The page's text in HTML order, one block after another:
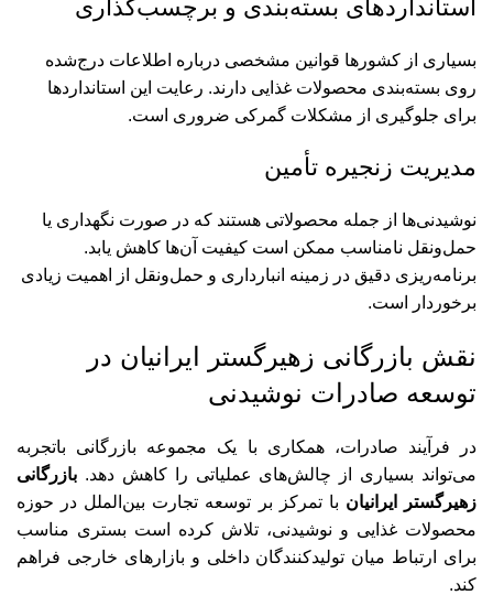
استانداردهای بسته‌بندی و برچسب‌گذاری
بسیاری از کشورها قوانین مشخصی درباره اطلاعات درج‌شده
روی بسته‌بندی محصولات غذایی دارند. رعایت این استانداردها
برای جلوگیری از مشکلات گمرکی ضروری است.
مدیریت زنجیره تأمین
نوشیدنی‌ها از جمله محصولاتی هستند که در صورت نگهداری یا
حمل‌ونقل نامناسب ممکن است کیفیت آن‌ها کاهش یابد.
برنامه‌ریزی دقیق در زمینه انبارداری و حمل‌ونقل از اهمیت زیادی
برخوردار است.
نقش بازرگانی زهیرگستر ایرانیان در
توسعه صادرات نوشیدنی
در فرآیند صادرات، همکاری با یک مجموعه بازرگانی باتجربه
می‌تواند بسیاری از چالش‌های عملیاتی را کاهش دهد. بازرگانی
زهیرگستر ایرانیان با تمرکز بر توسعه تجارت بین‌الملل در حوزه
محصولات غذایی و نوشیدنی، تلاش کرده است بستری مناسب
برای ارتباط میان تولیدکنندگان داخلی و بازارهای خارجی فراهم
کند.